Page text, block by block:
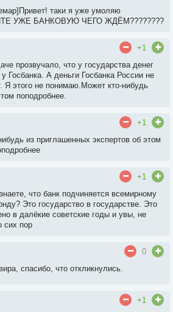
таки я уже умоляю
УЖЕ БАНКОВУЮ ЧЕГО ЖДЁМ????????
+1
прозвучало, что у государства денег
Госбанка. А деньги Госбанка России не
Я этого не понимаю.Может кто-нибудь
поподробнее.
+1
из приглашенных экспертов об этом
+1
что банк подчиняется всемирному
Это государство в государстве. Это
в далёкие советские годы и увы, не
сих пор
0
спасибо, что откликнулись.
+1